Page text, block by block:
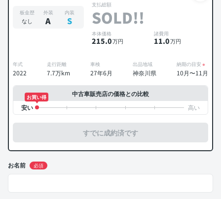
板金歴
なし
外装
A
内装
S
支払総額
SOLD!!
本体価格
215.0万円
諸費用
11.0万円
年式
2022
走行距離
7.7万km
車検
27年6月
出品地域
神奈川県
納期の目安 ※
10月〜11月
中古車販売店の価格との比較
お買い得
すでに成約済です
お名前 必須